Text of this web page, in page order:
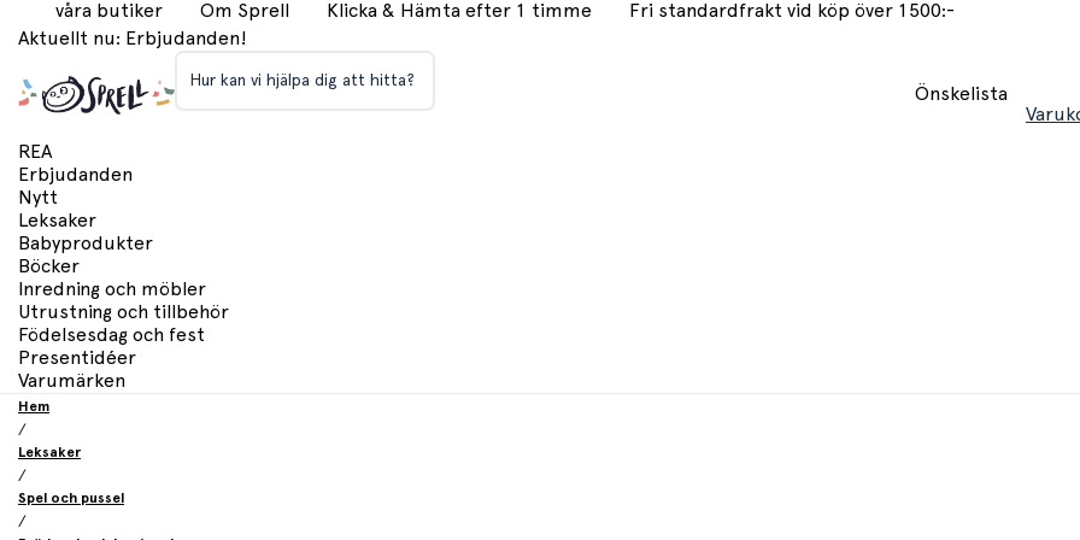
våra butiker Om Sprell Klicka & Hämta efter 1 timme
Fri standardfrakt vid köp över 1500:-
Aktuellt nu: Erbjudanden!
Hur kan vi hjälpa dig att hitta?
Önskelista
REA
Erbjudanden
Nytt
Leksaker
Babyprodukter
Böcker
Inredning och möbler
Utrustning och tillbehör
Födelsesdag och fest
Presentidéer
Varumärken
Hem
/
Leksaker
/
Spel och pussel
/